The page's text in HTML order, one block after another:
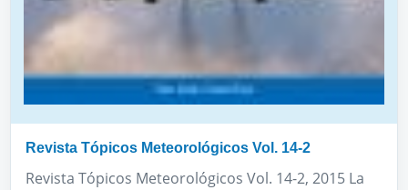
Revista Tópicos Meteorológicos Vol. 14-2
Revista Tópicos Meteorológicos Vol. 14-2, 2015 La